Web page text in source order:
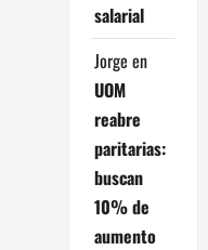
salarial
Jorge en
UOM
reabre
paritarias:
buscan
10% de
aumento